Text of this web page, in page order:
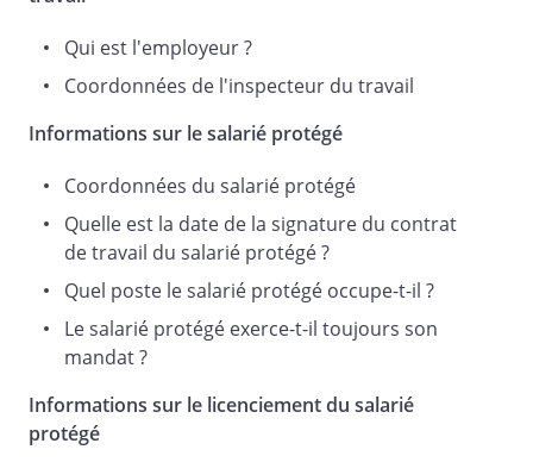
Pour l'association
,
___________________________
___________________________
Qui est l'employeur ?
Coordonnées de l'inspecteur du travail
Informations sur le salarié protégé
Coordonnées du salarié protégé
Quelle est la date de la signature du contrat
de travail du salarié protégé ?
Quel poste le salarié protégé occupe-t-il ?
Le salarié protégé exerce-t-il toujours son
mandat ?
Informations sur le licenciement du salarié
protégé